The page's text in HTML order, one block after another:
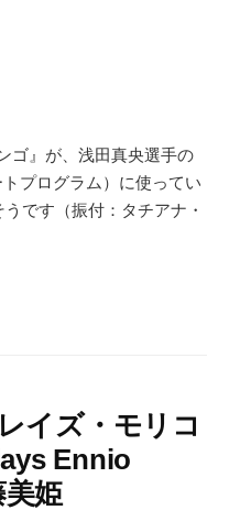
ゴ』が、浅田真央選手の
プログラム）に使ってい
です（振付：タチアナ・
イズ・モリコ
Ennio
姫